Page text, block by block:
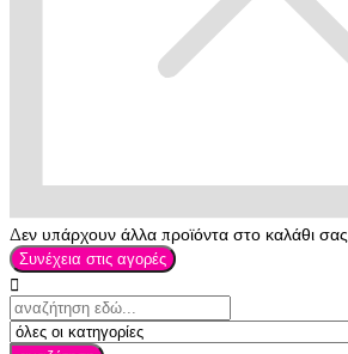
Δεν υπάρχουν άλλα προϊόντα στο καλάθι σας
Συνέχεια στις αγορές
